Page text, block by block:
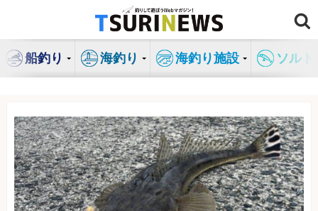
ン
船釣り 海釣り 海釣り施設 ソル